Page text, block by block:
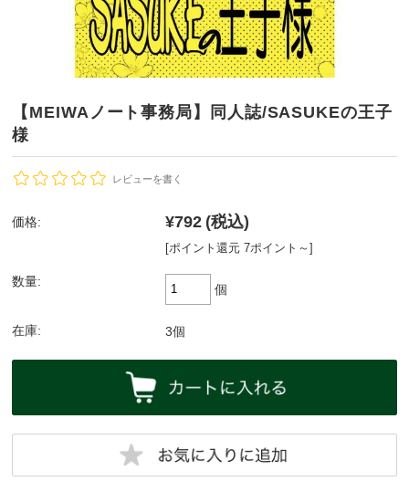
【MEIWAノート事務局】同人誌/SASUKEの王子
様
レビューを書く
価格: ¥792 (税込)
[ポイント還元 7ポイント～]
数量:
個
在庫: 3個